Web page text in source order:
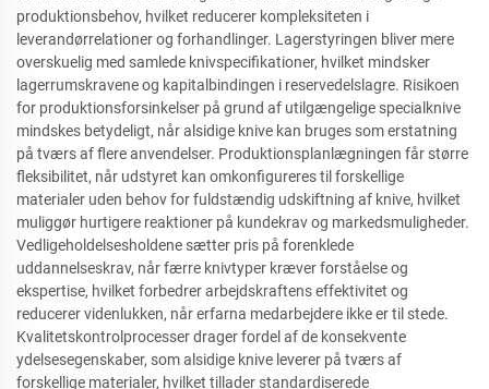
produktionsbehov, hvilket reducerer kompleksiteten i
leverandørrelationer og forhandlinger. Lagerstyringen bliver mere
overskuelig med samlede knivspecifikationer, hvilket mindsker
lagerrumskravene og kapitalbindingen i reservedelslagre. Risikoen
for produktionsforsinkelser på grund af utilgængelige specialknive
mindskes betydeligt, når alsidige knive kan bruges som erstatning
på tværs af flere anvendelser. Produktionsplanlægningen får større
fleksibilitet, når udstyret kan omkonfigureres til forskellige
materialer uden behov for fuldstændig udskiftning af knive, hvilket
muliggør hurtigere reaktioner på kundekrav og markedsmuligheder.
Vedligeholdelsesholdene sætter pris på forenklede
uddannelseskrav, når færre knivtyper kræver forståelse og
ekspertise, hvilket forbedrer arbejdskraftens effektivitet og
reducerer videnlukken, når erfarna medarbejdere ikke er til stede.
Kvalitetskontrolprocesser drager fordel af de konsekvente
ydelsesegenskaber, som alsidige knive leverer på tværs af
forskellige materialer, hvilket tillader standardiserede